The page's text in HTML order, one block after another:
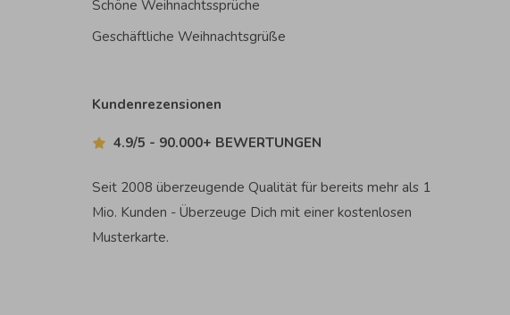
Schöne Weihnachtssprüche
Geschäftliche Weihnachtsgrüße
Kundenrezensionen
4.9/5 - 90.000+ BEWERTUNGEN
Seit 2008 überzeugende Qualität für bereits mehr als 1
Mio. Kunden - Überzeuge Dich mit einer kostenlosen
Musterkarte.